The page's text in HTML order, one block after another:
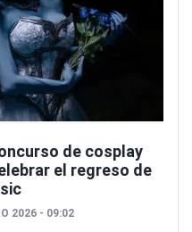
de cosplay
el regreso de
2026 - 09:02